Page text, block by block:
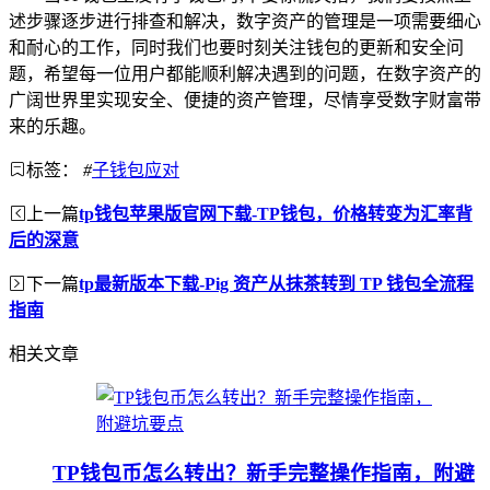
述步骤逐步进行排查和解决，数字资产的管理是一项需要细心
和耐心的工作，同时我们也要时刻关注钱包的更新和安全问
题，希望每一位用户都能顺利解决遇到的问题，在数字资产的
广阔世界里实现安全、便捷的资产管理，尽情享受数字财富带
来的乐趣。
标签： #子钱包应对
上一篇tp钱包苹果版官网下载-TP钱包，价格转变为汇率背
后的深意
下一篇tp最新版本下载-Pig 资产从抹茶转到 TP 钱包全流程
指南
相关文章
TP钱包币怎么转出？新手完整操作指南，附避